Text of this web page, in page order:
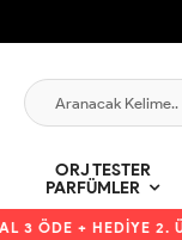
ORJ TESTER
PARFÜMLER
+ HEDİYE 2.